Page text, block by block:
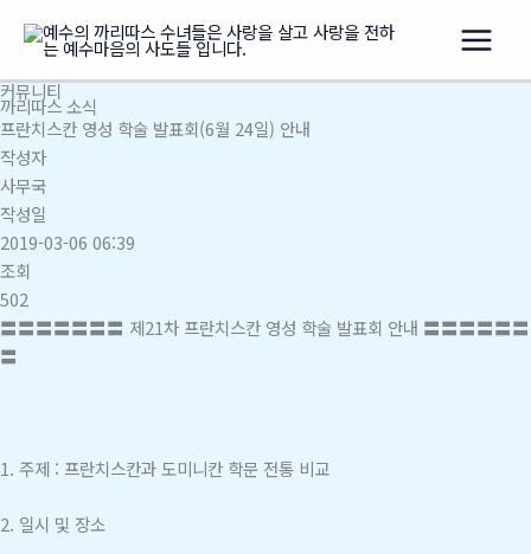
로
건
너
뛰
기
커뮤니티
까리따스 소식
프란치스칸 영성 학술 발표회(6월 24일) 안내
작성자
사무국
작성일
2019-03-06 06:39
조회
502
〓〓〓〓〓〓〓 제21차 프란치스칸 영성 학술 발표회 안내 〓〓〓〓〓〓
〓
1. 주제 : 프란치스칸과 도미니칸 학문 전통 비교
2. 일시 및 장소